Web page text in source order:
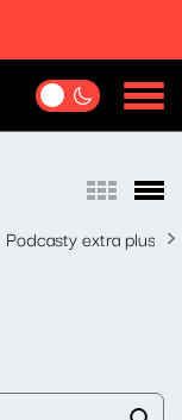
Podcasty extra plus